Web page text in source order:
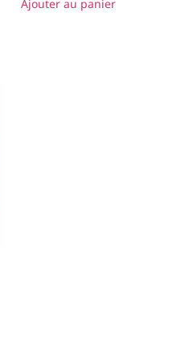
Ajouter au panier